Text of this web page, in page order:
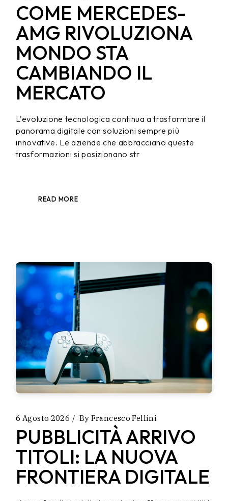
COME MERCEDES-
AMG RIVOLUZIONA
MONDO STA
CAMBIANDO IL
MERCATO
L’evoluzione tecnologica continua a trasformare il
panorama digitale con soluzioni sempre più
innovative. Le aziende che abbracciano queste
trasformazioni si posizionano str
READ MORE
6 Agosto 2026 By Francesco Fellini
PUBBLICITÀ ARRIVO
TITOLI: LA NUOVA
FRONTIERA DIGITALE